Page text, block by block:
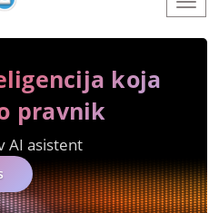
koja
pravnik
AI asistent